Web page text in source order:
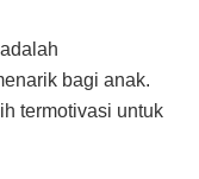
bagi anak.
termotivasi untuk